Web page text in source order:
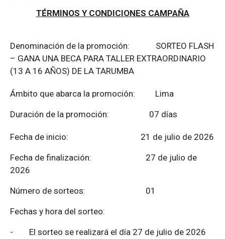
TÉRMINOS Y CONDICIONES CAMPAÑA
Denominación de la promoción: SORTEO FLASH
– GANA UNA BECA PARA TALLER EXTRAORDINARIO
(13 A 16 AÑOS) DE LA TARUMBA
Ámbito que abarca la promoción: Lima
Duración de la promoción: 07 días
Fecha de inicio: 21 de julio de 2026
Fecha de finalización:
27 de julio de
2026
Número de sorteos: 01
Fechas y hora del sorteo:
- El sorteo se realizará el día 27 de julio de 2026